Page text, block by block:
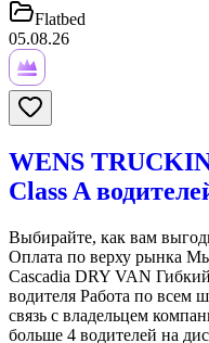
Flatbed
05.08.26
WENS
Class A
Выбирайте, как вам
Оплата по верху рынка
Cascadia DRY VAN
водителя Работа по всем
связь с владельцем
больше 4 водителей на